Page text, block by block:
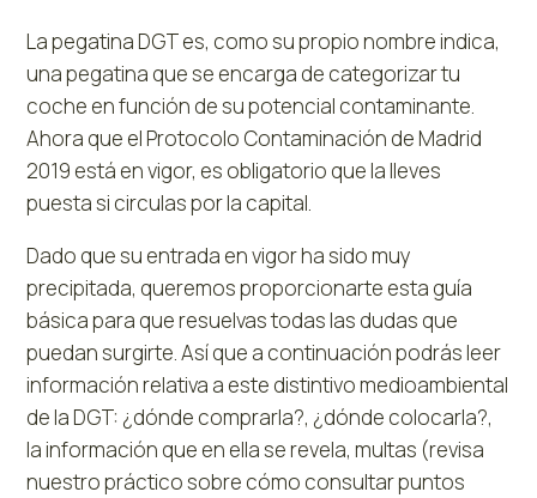
La pegatina DGT es, como su propio nombre indica,
una pegatina que se encarga de categorizar tu
coche en función de su potencial contaminante.
Ahora que el Protocolo Contaminación de Madrid
2019 está en vigor, es obligatorio que la lleves
puesta si circulas por la capital.
Dado que su entrada en vigor ha sido muy
precipitada, queremos proporcionarte esta guía
básica para que resuelvas todas las dudas que
puedan surgirte. Así que a continuación podrás leer
información relativa a este distintivo medioambiental
de la DGT: ¿dónde comprarla?, ¿dónde colocarla?,
la información que en ella se revela, multas (revisa
nuestro práctico sobre cómo consultar puntos